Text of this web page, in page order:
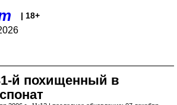
| 18+
й похищенный в